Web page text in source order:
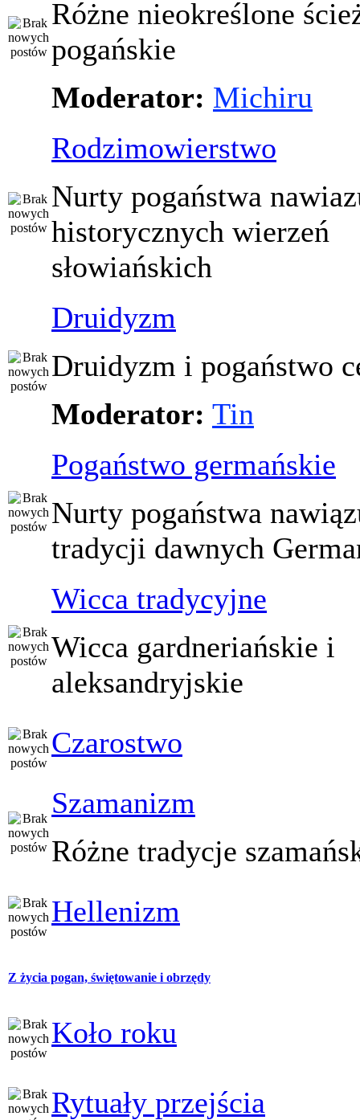
Różne nieokreślone
pogańskie
Moderator: Michiru
Rodzimowierstwo
Nurty pogaństwa
historycznych wierzeń
słowiańskich
Druidyzm
Druidyzm i pogaństwo
Moderator: Tin
Pogaństwo germańskie
Nurty pogaństwa
tradycji dawnych
Wicca tradycyjne
Wicca gardneriańskie i
aleksandryjskie
Czarostwo
Szamanizm
Różne tradycje
Hellenizm
Z życia pogan, świętowanie i obrzędy
Koło roku
Rytuały przejścia